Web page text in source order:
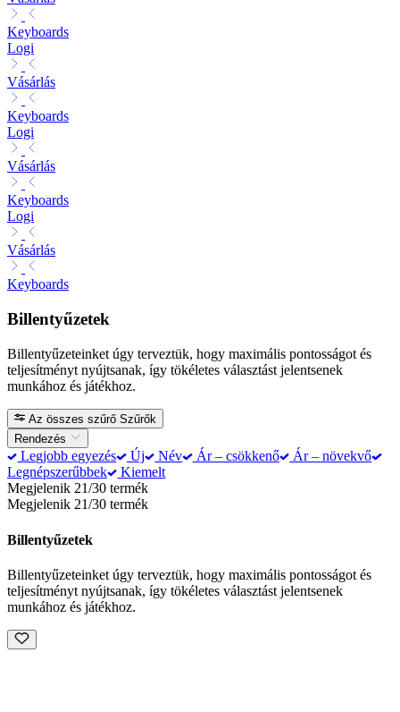
Keyboards
Logi
Vásárlás
Keyboards
Logi
Vásárlás
Keyboards
Logi
Vásárlás
Keyboards
Billentyűzetek
Billentyűzeteinket úgy terveztük, hogy maximális pontosságot és
teljesítményt nyújtsanak, így tökéletes választást jelentsenek
munkához és játékhoz.
Az összes szűrő Szűrők
Rendezés
Legjobb egyezés Új Név Ár – csökkenő
Ár – növekvő
Legnépszerűbbek
Kiemelt
Megjelenik 21/30 termék
Megjelenik 21/30 termék
Billentyűzetek
Billentyűzeteinket úgy terveztük, hogy maximális pontosságot és
teljesítményt nyújtsanak, így tökéletes választást jelentsenek
munkához és játékhoz.